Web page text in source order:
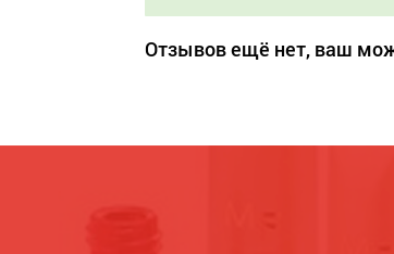
Отзывов ещё нет, ваш